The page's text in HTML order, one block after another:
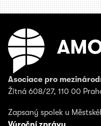
Asociace pro
Žitná 608/27, 110 00
Zapsaný spolek u